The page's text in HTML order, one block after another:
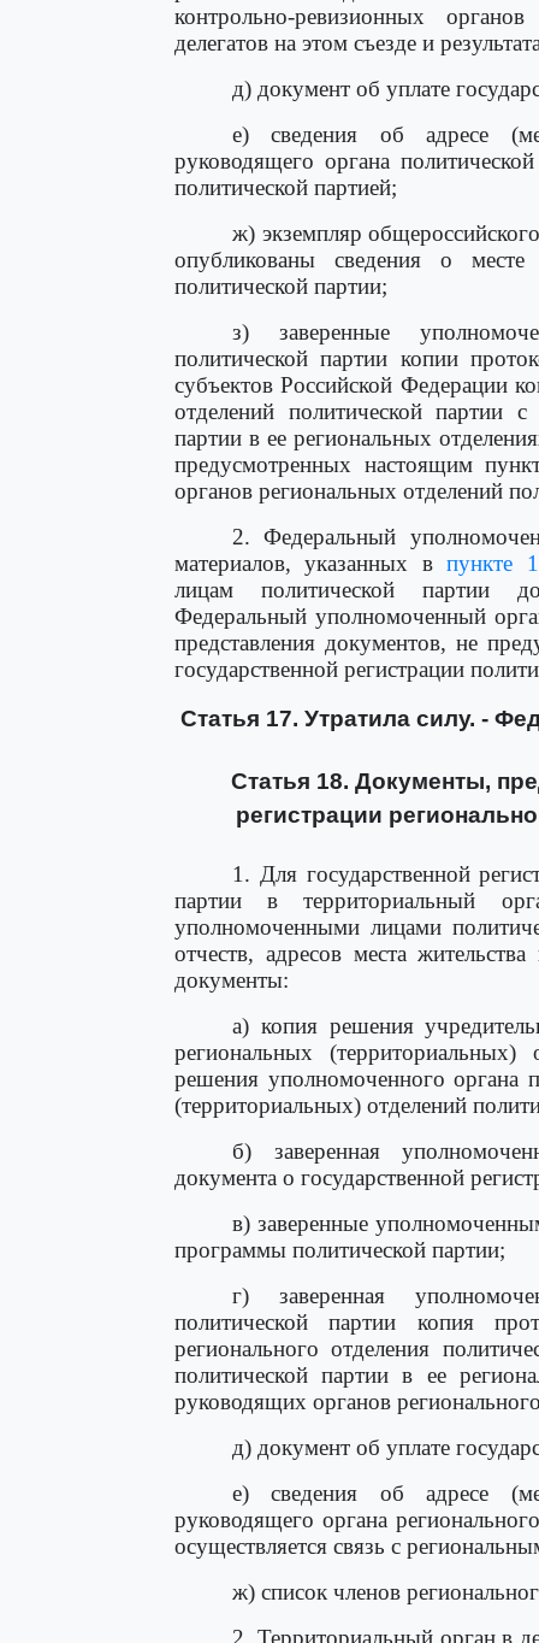
контрольно-ревизионных
делегатов на этом съезде и
д) документ об уплате
е) сведения об адресе
руководящего органа
политической партией;
ж) экземпляр
опубликованы сведения о месте
политической партии;
з) заверенные
политической партии копии
субъектов Российской Федерации
отделений политической партии
партии в ее региональных
предусмотренных настоящим
органов региональных отделений
2. Федеральный
материалов, указанных впункте 1
лицам политической партии
Федеральный уполномоченный
представления документов, не
государственной регистрации
Статья 17. Утратила силу. -
Статья 18. Документы,
регистрации
1. Для государственной
партии в территориальный
уполномоченными лицами
отчеств, адресов места
документы:
а) копия решения
региональных
решения уполномоченного органа
(территориальных) отделений
б) заверенная
документа о государственной
в) заверенные
программы политической партии;
г) заверенная
политической партии копия
регионального отделения
политической партии в ее
руководящих органов
д) документ об уплате
е) сведения об адресе
руководящего органа
осуществляется связь с
ж) список членов
2. Территориальный орган в